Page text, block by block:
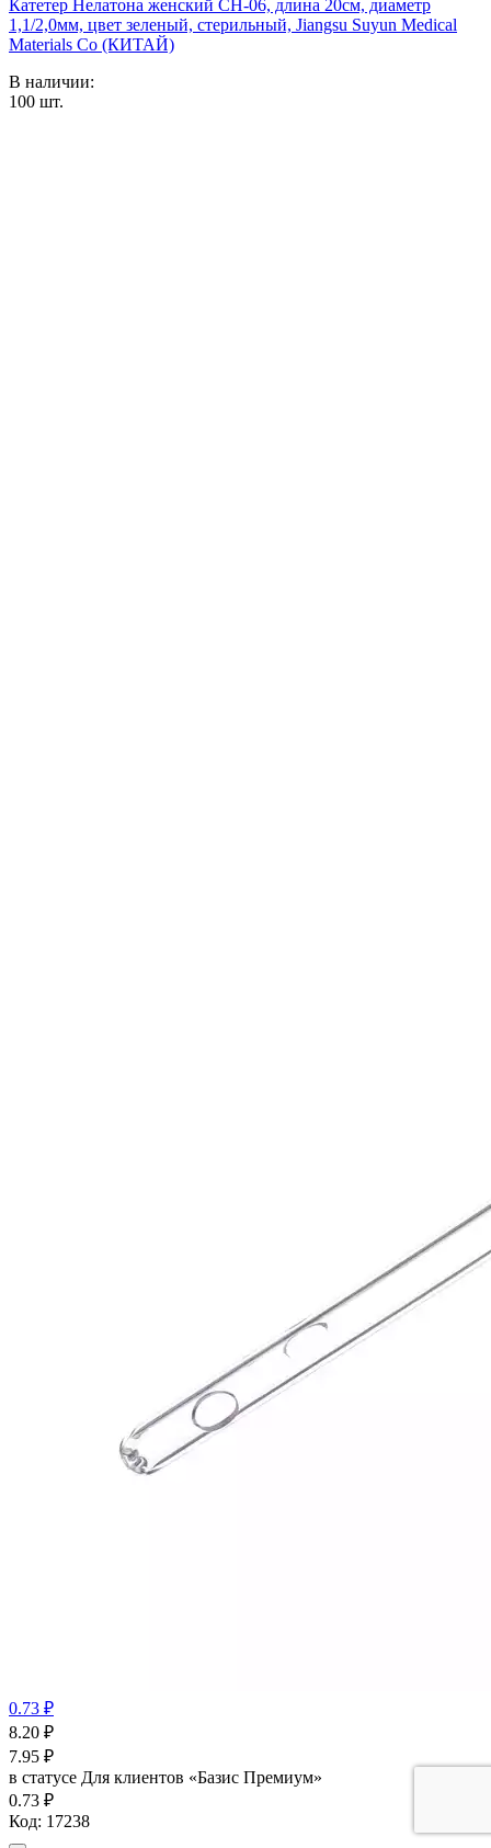
Катетер Нелатона женский CH-06, длина 20см, диаметр
1,1/2,0мм, цвет зеленый, стерильный, Jiangsu Suyun Medical
Materials Co (КИТАЙ)
В наличии:
100 шт.
0.73 ₽
8.20 ₽
7.95 ₽
в статусе Для клиентов «Базис Премиум»
0.73 ₽
Код: 17238